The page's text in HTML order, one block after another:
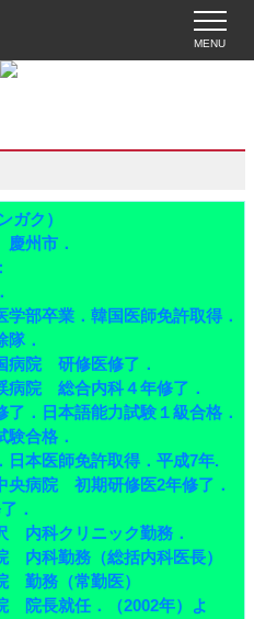
MENU
ク）
州市．
部卒業．韓国医師免許取得．
．
院 研修医修了．
院 総合内科４年修了．
．日本語能力試験１級合格．
合格．
本医師免許取得．平成7年.
病院 初期研修医2年修了．
．
科クリニック勤務．
科勤務（総括内科医長）
務（常勤医）
長就任．（2002年）よ